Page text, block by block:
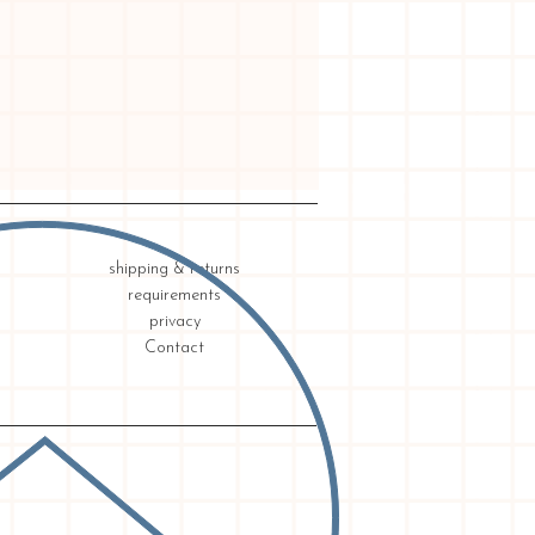
shipping & returns
requirements
privacy
Contact